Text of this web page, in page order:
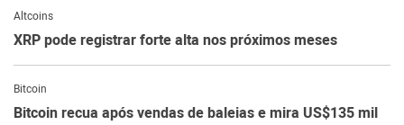
Altcoins
XRP pode registrar forte alta nos próximos meses
Bitcoin
Bitcoin recua após vendas de baleias e mira US$135 mil